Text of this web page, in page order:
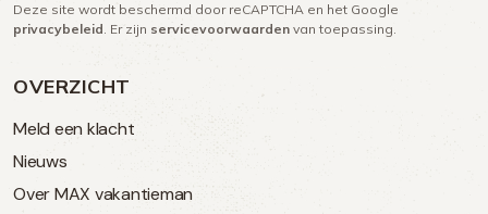
OVERZICHT
Meld een klacht
Nieuws
Over MAX vakantieman
(Vereist)
Deze site wordt beschermd door reCAPTCHA en het Google
privacybeleid. Er zijn servicevoorwaarden van toepassing.